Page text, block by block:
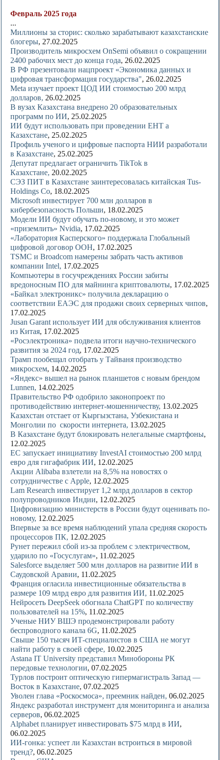
Февраль 2025 года
...
Миллионы за сторис: сколько зарабатывают казахстанские
блогеры, 27.02.2025
Производитель микросхем OnSemi объявил о сокращении
2400 рабочих мест до конца года, 26.02.2025
В РФ презентовали нацпроект «Экономика данных и
цифровая трансформация государства", 26.02.2025
Meta изучает проект ЦОД ИИ стоимостью 200 млрд
долларов, 26.02.2025
В вузах Казахстана внедрено 20 образовательных
программ по ИИ, 25.02.2025
ИИ будут использовать при проведении ЕНТ а
Казахстане, 25.02.2025
Профиль ученого и цифровые паспорта НИИ разработали
в Казахстане, 25.02.2025
Депутат предлагает ограничить TikTok в
Казахстане, 20.02.2025
СЭЗ ПИТ в Казахстане заинтересовалась китайская Tus-
Holdings Co, 18.02.2025
Microsoft инвестирует 700 млн долларов в
кибербезопасность Польши, 18.02.2025
Модели ИИ будут обучать по-новому, и это может
«приземлить» Nvidia, 17.02.2025
«Лаборатория Касперского» поддержала Глобальный
цифровой договор ООН, 17.02.2025
TSMC и Broadcom намерены забрать часть активов
компании Intel, 17.02.2025
Компьютеры в госучреждениях России забиты
вредоносным ПО для майнинга криптовалюты, 17.02.2025
«Байкал электроникс» получила декларацию о
соответствии ЕАЭС для продажи своих серверных чипов,
17.02.2025
Jusan Garant использует ИИ для обслуживания клиентов
из Китая, 17.02.2025
«Росэлектроника» подвела итоги научно-технического
развития за 2024 год, 17.02.2025
Трамп пообещал отобрать у Тайваня производство
микросхем, 14.02.2025
«Яндекс» вышел на рынок планшетов с новым брендом
Lunnen, 14.02.2025
Правительство РФ одобрило законопроект по
противодействию интернет-мошенничеству, 13.02.2025
Казахстан отстает от Кыргызстана, Узбекистана и
Монголии по скорости интернета, 13.02.2025
В Казахстане будут блокировать нелегальные смартфоны,
12.02.2025
ЕС запускает инициативу InvestAI стоимостью 200 млрд
евро для гигафабрик ИИ, 12.02.2025
Акции Alibaba взлетели на 8,5% на новостях о
сотрудничестве с Apple, 12.02.2025
Lam Research инвестирует 1,2 млрд долларов в сектор
полупроводников Индии, 12.02.2025
Цифровизацию министерств в России будут оценивать по-
новому, 12.02.2025
Впервые за все время наблюдений упала средняя скорость
процессоров ПК, 12.02.2025
Рунет пережил сбой из-за проблем с электричеством,
ударило по «Госуслугам», 11.02.2025
Salesforce выделяет 500 млн долларов на развитие ИИ в
Саудовской Аравии, 11.02.2025
Франция огласила инвестиционные обязательства в
размере 109 млрд евро для развития ИИ, 11.02.2025
Нейросеть DeepSeek обогнала ChatGPT по количеству
пользователей на 15%, 11.02.2025
Ученые НИУ ВШЭ продемонстрировали работу
беспроводного канала 6G, 11.02.2025
Свыше 150 тысяч ИТ-специалистов в США не могут
найти работу в своей сфере, 10.02.2025
Astana IT University представил Минобороны РК
передовые технологии, 07.02.2025
Турлов построит оптическую гипермагистраль Запад —
Восток в Казахстане, 07.02.2025
Уволен глава «Роскосмоса», преемник найден, 06.02.2025
Яндекс разработал инструмент для мониторинга и анализа
серверов, 06.02.2025
Alphabet планирует инвестировать $75 млрд в ИИ,
06.02.2025
ИИ-гонка: успеет ли Казахстан встроиться в мировой
тренд?, 06.02.2025